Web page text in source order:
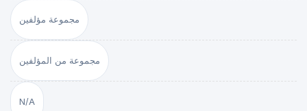
مجموعة مؤلفين
مجموعة من المؤلفين
N/A